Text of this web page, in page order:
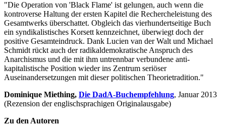
"Die Operation von 'Black Flame' ist gelungen, auch wenn die
kontroverse Haltung der ersten Kapitel die Rechercheleistung des
Gesamtwerks überschattet. Obgleich das vierhundertseitige Buch
ein syndikalistisches Korsett kennzeichnet, überwiegt doch der
positive Gesamteindruck. Dank Lucien van der Walt und Michael
Schmidt rückt auch der radikaldemokratische Anspruch des
Anarchismus und die mit ihm untrennbar verbundene anti-
kapitalistische Position wieder ins Zentrum seriöser
Auseinandersetzungen mit dieser politischen Theorietradition."
Dominique Miething, Die DadA-Buchempfehlung, Januar 2013
(Rezension der englischsprachigen Originalausgabe)
Zu den Autoren